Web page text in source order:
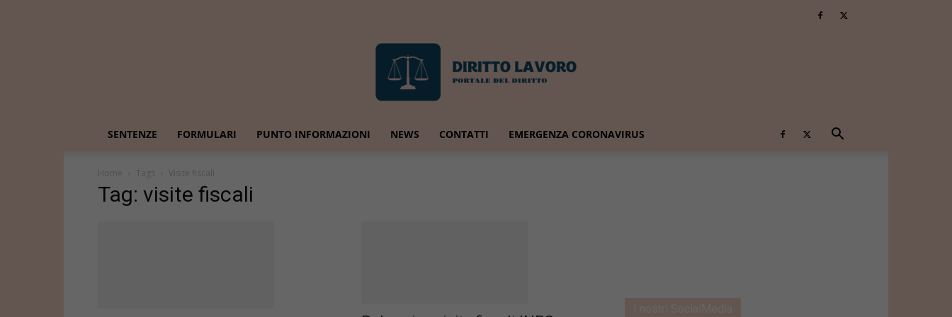
SENTENZE FORMULARI PUNTO INFORMAZIONI NEWS CONTATTI EMERGENZA CORONAVIRUS
Home Tags Visite fiscali
Tag: visite fiscali